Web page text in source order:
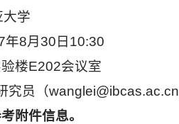
学
年8月30日10:30
楼E202会议室
究员（wanglei@ibcas.ac.cn
附件信息。